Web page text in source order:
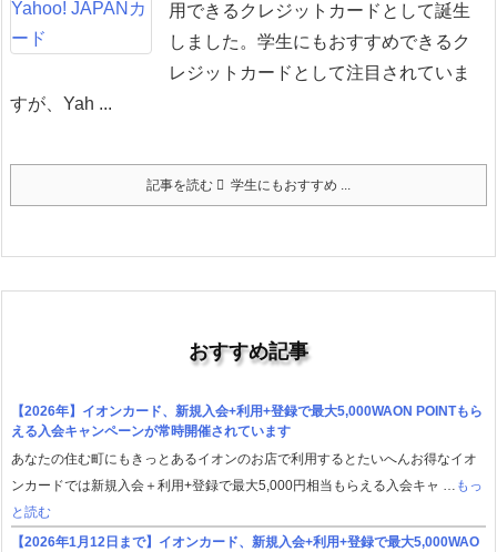
用できるクレジットカードとして誕生
しました。学生にもおすすめできるク
レジットカードとして注目されていま
すが、Yah ...
記事を読む 学生にもおすすめ ...
おすすめ記事
【2026年】イオンカード、新規入会+利用+登録で最大5,000WAON POINTもら
える入会キャンペーンが常時開催されています
あなたの住む町にもきっとあるイオンのお店で利用するとたいへんお得なイオ
ンカードでは新規入会＋利用+登録で最大5,000円相当もらえる入会キャ …
もっ
と読む
【2026年1月12日まで】イオンカード、新規入会+利用+登録で最大5,000WAO